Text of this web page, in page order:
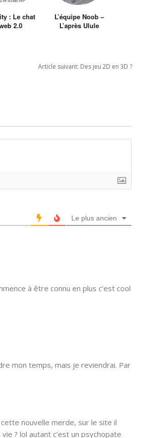
: Le chat
2.0
L’équipe Noob –
L’après Ulule
Article suivant: Des jeu 2D en 3D ?
Le plus ancien
à être connu en plus c’est cool
mon temps, mais je reviendrai. Par
nouvelle merde, sur le site il
? lol autant c’est un psychopate